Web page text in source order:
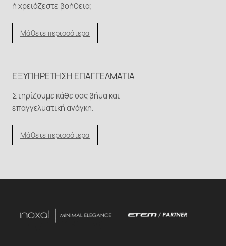
ή χρειάζεστε βοήθεια;
Μάθετε περισσότερα
ΕΞΥΠΗΡΈΤΗΣΗ ΕΠΑΓΓΕΛΜΑΤΊΑ
Στηρίζουμε κάθε σας βήμα και
επαγγελματική ανάγκη.
Μάθετε περισσότερα